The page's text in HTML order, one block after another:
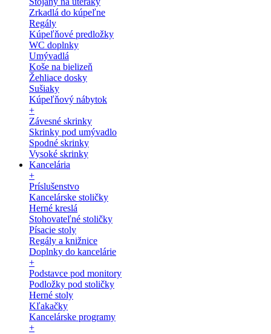
Zrkadlá do kúpeľne
Regály
Kúpeľňové predložky
WC doplnky
Umývadlá
Koše na bielizeň
Žehliace dosky
Sušiaky
Kúpeľňový nábytok
+
Závesné skrinky
Skrinky pod umývadlo
Spodné skrinky
Vysoké skrinky
Kancelária
+
Príslušenstvo
Kancelárske stoličky
Herné kreslá
Stohovateľné stoličky
Písacie stoly
Regály a knižnice
Doplnky do kancelárie
+
Podstavce pod monitory
Podložky pod stoličky
Herné stoly
Kľakačky
Kancelárske programy
+